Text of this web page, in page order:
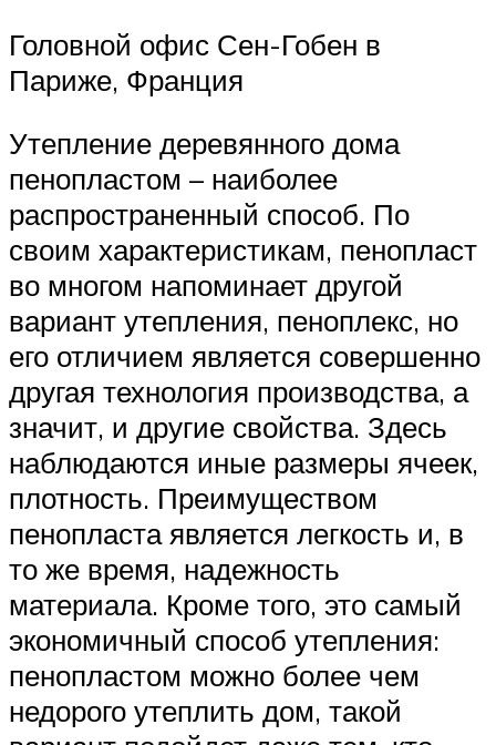
Головной офис Сен-Гобен в
Париже, Франция
Утепление деревянного дома
пенопластом – наиболее
распространенный способ. По
своим характеристикам, пенопласт
во многом напоминает другой
вариант утепления, пеноплекс, но
его отличием является совершенно
другая технология производства, а
значит, и другие свойства. Здесь
наблюдаются иные размеры ячеек,
плотность. Преимуществом
пенопласта является легкость и, в
то же время, надежность
материала. Кроме того, это самый
экономичный способ утепления:
пенопластом можно более чем
недорого утеплить дом, такой